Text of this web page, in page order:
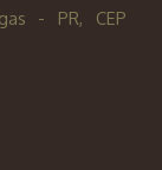
- PR, CEP